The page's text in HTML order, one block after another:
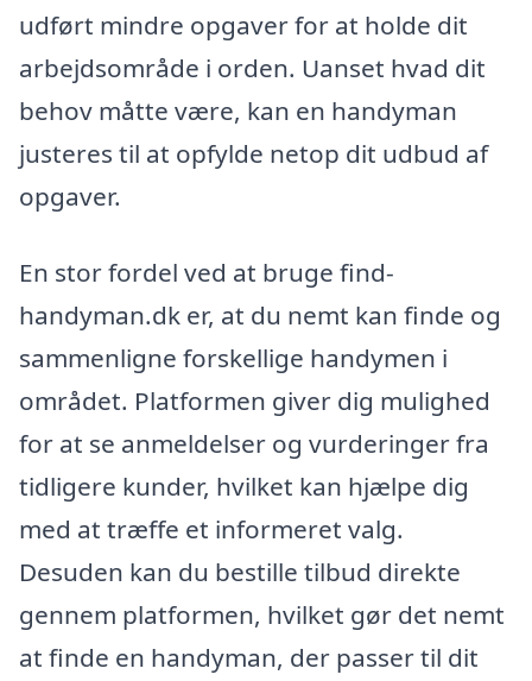
udført mindre opgaver for at holde dit
arbejdsområde i orden. Uanset hvad dit
behov måtte være, kan en handyman
justeres til at opfylde netop dit udbud af
opgaver.
En stor fordel ved at bruge find-
handyman.dk er, at du nemt kan finde og
sammenligne forskellige handymen i
området. Platformen giver dig mulighed
for at se anmeldelser og vurderinger fra
tidligere kunder, hvilket kan hjælpe dig
med at træffe et informeret valg.
Desuden kan du bestille tilbud direkte
gennem platformen, hvilket gør det nemt
at finde en handyman, der passer til dit